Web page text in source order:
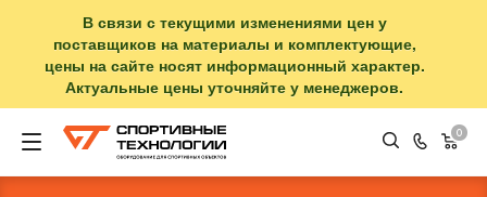
В связи с текущими изменениями цен у
поставщиков на материалы и комплектующие,
цены на сайте носят информационный характер.
Актуальные цены уточняйте у менеджеров.
0